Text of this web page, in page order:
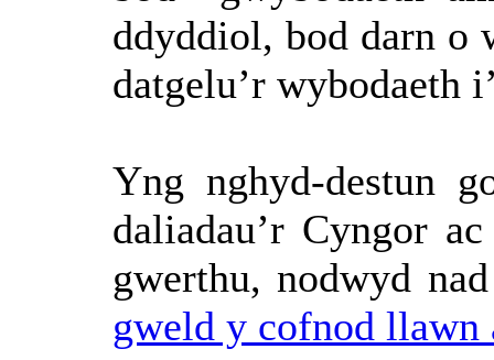
ddyddiol, bod darn
datgelu’r wybodaeth
Yng nghyd-destun
daliadau’r Cyngor
gwerthu, nodwyd
gweld y cofnod llawn